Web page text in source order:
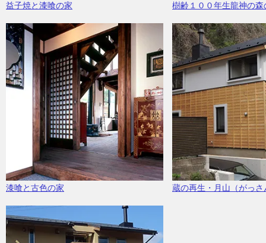
益子焼と漆喰の家 樹齢１００年生龍神の森
漆喰と古色の家 蔵の再生・月山（がっさ